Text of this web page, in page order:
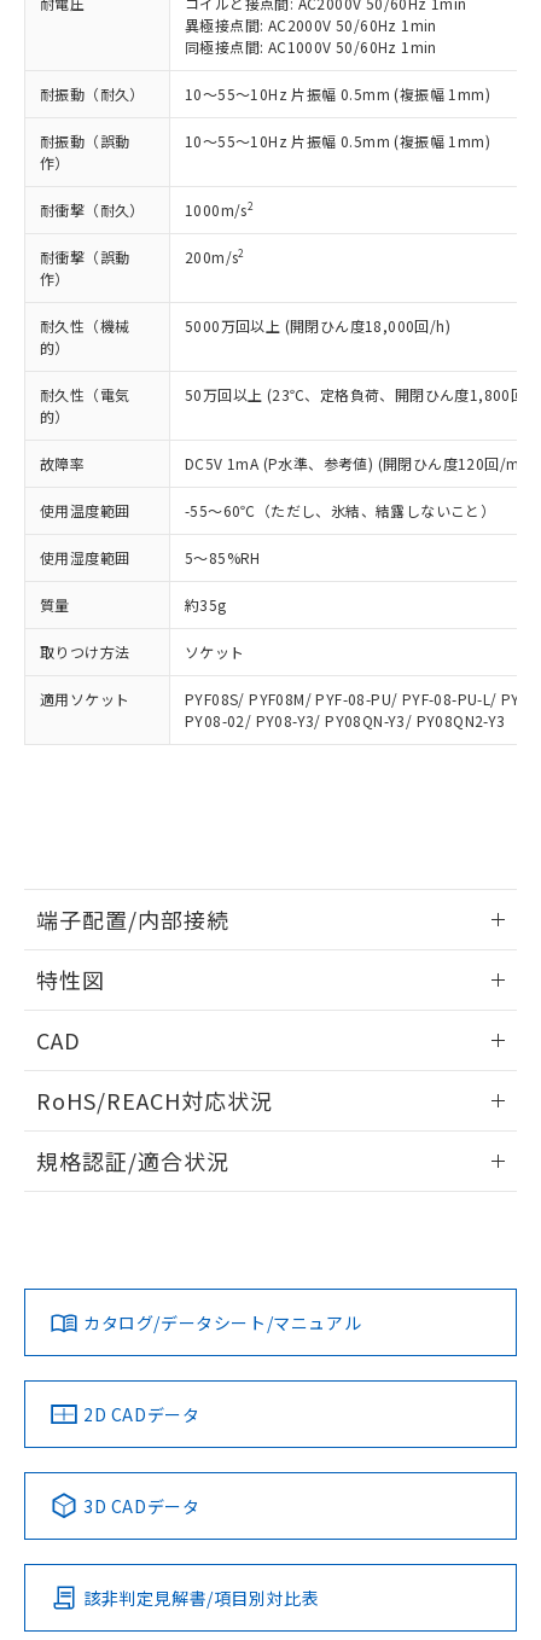
異極接点間: AC2000V 50/60Hz 1min
同極接点間: AC1000V 50/60Hz 1min
耐振動（耐久） 10～55～10Hz 片振幅 0.5mm (複振幅 1mm)
耐振動（誤動
作）
10～55～10Hz 片振幅 0.5mm (複振幅 1mm)
耐衝撃（耐久） 1000m/s2
耐衝撃（誤動
作）
200m/s2
耐久性（機械
的）
5000万回以上 (開閉ひん度18,000回/h)
耐久性（電気
的）
50万回以上 (23℃、定格負荷、開閉ひん度1,800回/
故障率 DC5V 1mA (P水準、参考値) (開閉ひん度120回/min)
使用温度範囲 -55～60℃（ただし、氷結、結露しないこと）
使用湿度範囲 5～85%RH
質量 約35g
取りつけ方法 ソケット
適用ソケット
PYF08S/ PYF08M/ PYF-08-PU/ PYF-08-PU-L/
PY08-02/ PY08-Y3/ PY08QN-Y3/ PY08QN2-Y3
端子配置/内部接続
端子配置/内部接続
特性図
開閉容量
CAD
ドすることができます。
ログイン/会員登録
ダウンロードデータをご利用いただく前に、以下を必ずお読
みください。
ソフトウェアの使用条件
RoHS/REACH対応状況
EU RoHS 注意事項・凡例
対応済み
中国 RoHS 注意事項・凡例
Pb Hg Cd Cr(VI)
O
規格認証/適合状況
LR型式承認
（イギリス
船舶規格）
DNV型式承認
（ノルウェー
BV型式承認
（フランス
KR型式
（韓国
Yes No No No
この製品の規格認証/適合状況ページへ
その他の認証はこちらのページからご検索ください
カタログ/データシート/マニュアル
2D CADデータ
3D CADデータ
該非判定見解書/項目別対比表
ことをご了承ください。
在庫状況および標準価格照会結果は、
記載している更新日時点での社内デー
タに基づき作成されるものであり、閲
覧された時点での実際の在庫および標
準価格とは異なる場合があることをご
正式な納期状況および標準価格はお客
様のお取引先、またはお客様担当のオ
ムロン制御機器販売店・当社販売員に
ご相談ください。
点は「販売ネットワーク
」をご確認
在庫状況および標準価格結果を当社の
事前の承諾なく第三者に漏洩または開
マイパーツ機能（部品リスト作成サー
ビス）をご利用いただくには、I-Web
メンバーズにご登録されている必要が
あります。
登録された部品リストについて、当社
および当社の共同利用者が、当社の製
品・サービスに関するお客様との取
引・商談に必要な範囲で利用すること
をご了承ください。
※当社の共同利用者とは、"個人情報
の共同利用に関して"
の「1.共同利
用者の範囲」に記載されている法人を
むを得ず変更することがあります。
*EU RoHS指令（10物質）：
鉛(Pb) 1000ppm以下、 水銀(Hg) 1000ppm以下、 カド
ミウム(Cd) 100ppm以下、
六価クロム(Cr(Ⅵ)) 1000ppm以下、ポリ臭化ビフェニル
類(PBB) 1000ppm以下、ポリ臭化ジフェニルエーテル類
ル) (DEHP)(別名：DOP) 1000ppm以下、フタル酸ブチ
ルベンジル（BBP） 1000ppm以下、フタル酸ジブチル
（DBP） 1000ppm以下、フタル酸ジイソブチル
(DIBP) 1000ppm以下
但し、RoHS指令で産業用監視および制御機器に対する
※2 対応予定月
部品在庫の切り替え状況などにより、予定
月が前後することがあります。
※3 非含有証明書ダウンロード
下記の非含有証明書をダウンロードするこ
EU RoHS指令（10物質）の非含有証明書
51物質の非含有証明書（当社基準）
※本証明書は発行日時点で非含有を証明す
欄に対応日を記載しておりました。
既に当社にて対応品への在庫切替を完了
り、2022年1月12日より割愛しておりま
す。
「－」：未確認です。当社販売部門へお問
い合わせください。
*中国RoHS10物質の基準値 (GB/T26572)：
Pb(鉛) :1000ppm、 Hg(水銀) : 1000ppm、 Cd(カドミウ
ム) : 100ppm、
Cr(Ⅵ)(六価クロム) : 1000ppm、 PBBs(ポリ臭化ビフェ
ル類) : 1000ppm、
DBP(フタル酸ジブチル) : 1000ppm、 DIBP(フタル酸ジ
DEHP(フタル酸ビス(2-エチルヘキシル)) : 1000ppm
※2 環境保護使用期限
「ｅ」：有害物質（10物質）のすべてが基
準値以下であることを示します。
「10」：通常の使用状況下において有害物
質が外部に漏えいし、環境に深刻な影響を
及ぼさない年数を意味します。
「－」：未確認です。当社販売部門へお問
い合わせください。
当社は、これら貴社製品のうち、外国
為替および外国貿易法に定める商品
（以下｢規制貨物等」という）を輸出
または国外への提供する場合は、日本
国政府の輸出許可(または役務取引許
可)を取得するなどの必要な手続きを
当社は規制貨物を破棄する場合は、完
全に破砕するなど、違法に輸出されな
いよう必要な手段を講じます。
当社は貴社製品を、核兵器、ミサイ
武器並びにこれらの製造装置等に一切
使用いたしません。
場合は、上記1、2および3の内容を当
該第三者に通知します。また当社は、
販売先および販売に係わる関係者が違
法に輸出するおそれがある場合は、取
り引きをいたしません。
合意する
記
説明
一定数には満たないが在庫あり
いては、お客様のお取引先、ま
たはお客様担当のオムロン制御
機器販売店・当社販売員にご確
認ください)
受注生産機種、また在庫状況の
情報を公開していない機種